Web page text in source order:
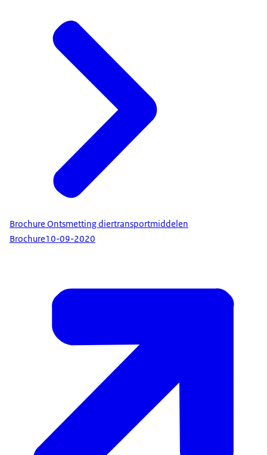
Brochure Ontsmetting diertransportmiddelen
Brochure10-09-2020